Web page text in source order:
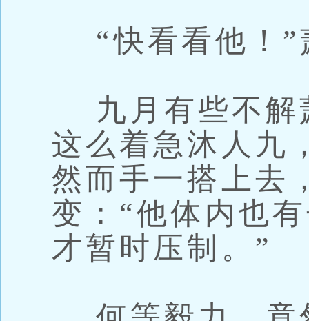
“快看看他！”
九月有些不解
这么着急沐人九
然而手一搭上去
变：“他体内也
才暂时压制。”